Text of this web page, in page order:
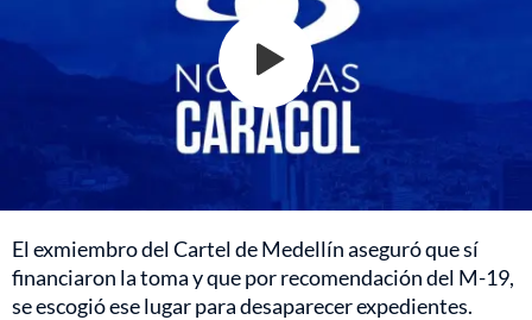
El exmiembro del Cartel de Medellín aseguró que sí
financiaron la toma y que por recomendación del M-19,
se escogió ese lugar para desaparecer expedientes.